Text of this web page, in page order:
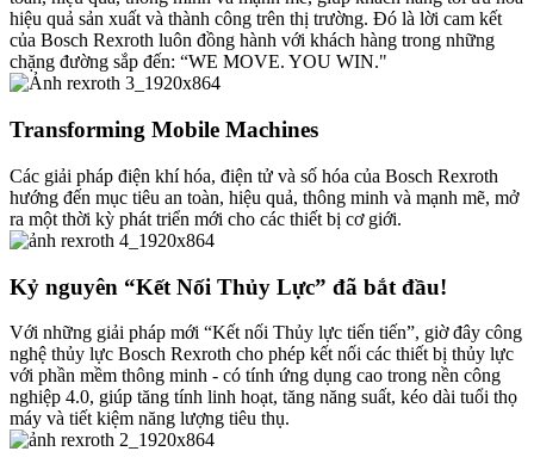
hiệu quả sản xuất và thành công trên thị trường. Đó là lời cam kết
của Bosch Rexroth luôn đồng hành với khách hàng trong những
chặng đường sắp đến: “WE MOVE. YOU WIN."
Transforming Mobile Machines
Các giải pháp điện khí hóa, điện tử và số hóa của Bosch Rexroth
hướng đến mục tiêu an toàn, hiệu quả, thông minh và mạnh mẽ, mở
ra một thời kỳ phát triển mới cho các thiết bị cơ giới.
Kỷ nguyên “Kết Nối Thủy Lực” đã bắt đầu!
Với những giải pháp mới “Kết nối Thủy lực tiến tiến”, giờ đây công
nghệ thủy lực Bosch Rexroth cho phép kết nối các thiết bị thủy lực
với phần mềm thông minh - có tính ứng dụng cao trong nền công
nghiệp 4.0, giúp tăng tính linh hoạt, tăng năng suất, kéo dài tuổi thọ
máy và tiết kiệm năng lượng tiêu thụ.